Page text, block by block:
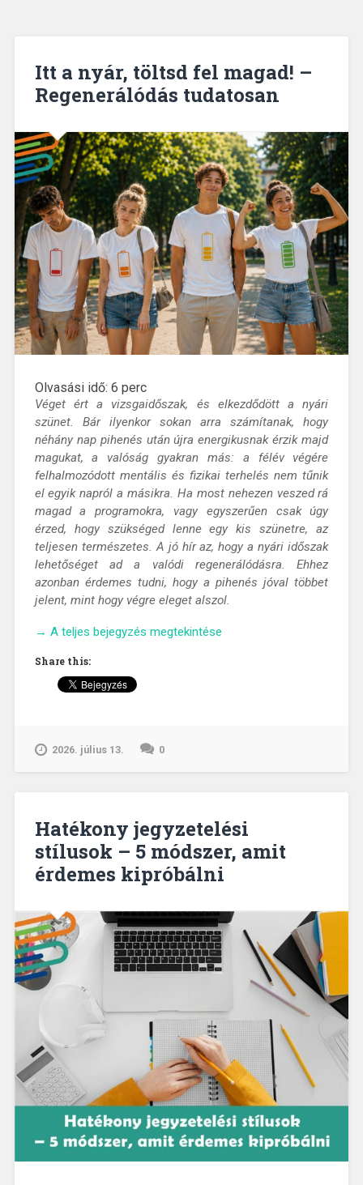
Itt a nyár, töltsd fel magad! –
Regenerálódás tudatosan
Olvasási idő: 6 perc
Véget ért a vizsgaidőszak, és elkezdődött a nyári
szünet. Bár ilyenkor sokan arra számítanak, hogy
néhány nap pihenés után újra energikusnak érzik majd
magukat, a valóság gyakran más: a félév végére
felhalmozódott mentális és fizikai terhelés nem tűnik
el egyik napról a másikra. Ha most nehezen veszed rá
magad a programokra, vagy egyszerűen csak úgy
érzed, hogy szükséged lenne egy kis szünetre, az
teljesen természetes. A jó hír az, hogy a nyári időszak
lehetőséget ad a valódi regenerálódásra. Ehhez
azonban érdemes tudni, hogy a pihenés jóval többet
jelent, mint hogy végre eleget alszol.
„Itt
nyár,
töltsd
Regenerálódás
→ A teljes bejegyzés megtekintése
Share this:
2026. július 13. 0
Hatékony jegyzetelési
stílusok – 5 módszer, amit
érdemes kipróbálni